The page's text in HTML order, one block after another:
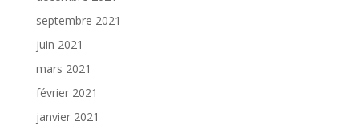
septembre 2021
juin 2021
mars 2021
février 2021
janvier 2021